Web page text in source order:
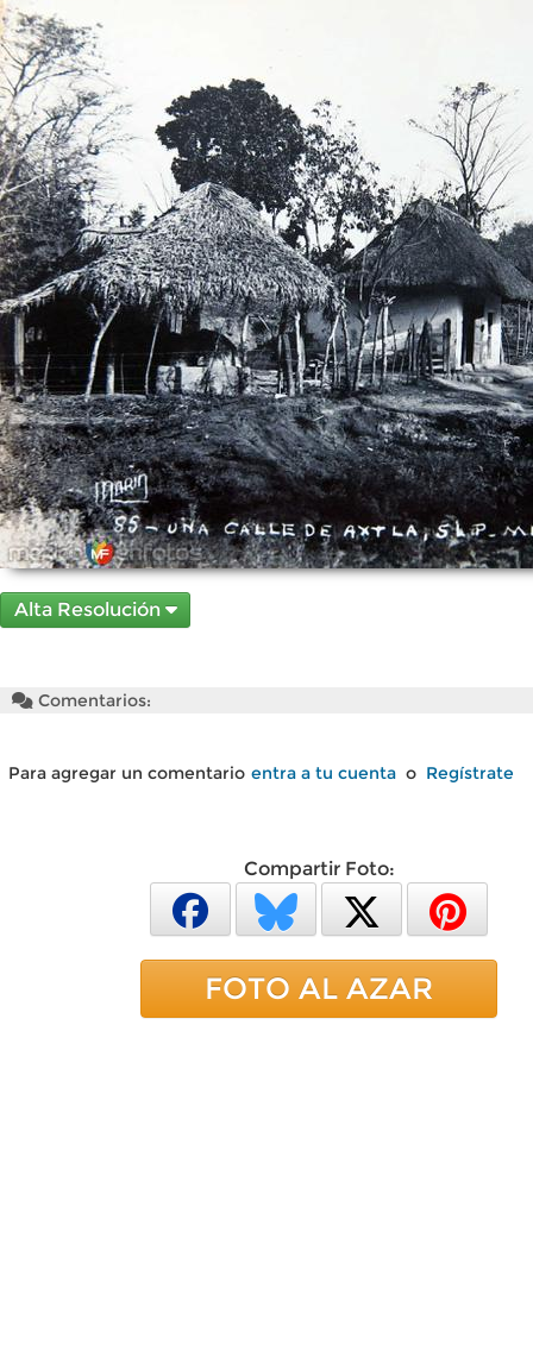
Alta Resolución
Comentarios:
Para agregar un comentario entra a tu cuenta o Regístrate
Compartir Foto:
FOTO AL AZAR